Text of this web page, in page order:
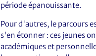
période épanouissante.
Pour d'autres, le parcours
s'en étonner : ces jeunes
académiques et